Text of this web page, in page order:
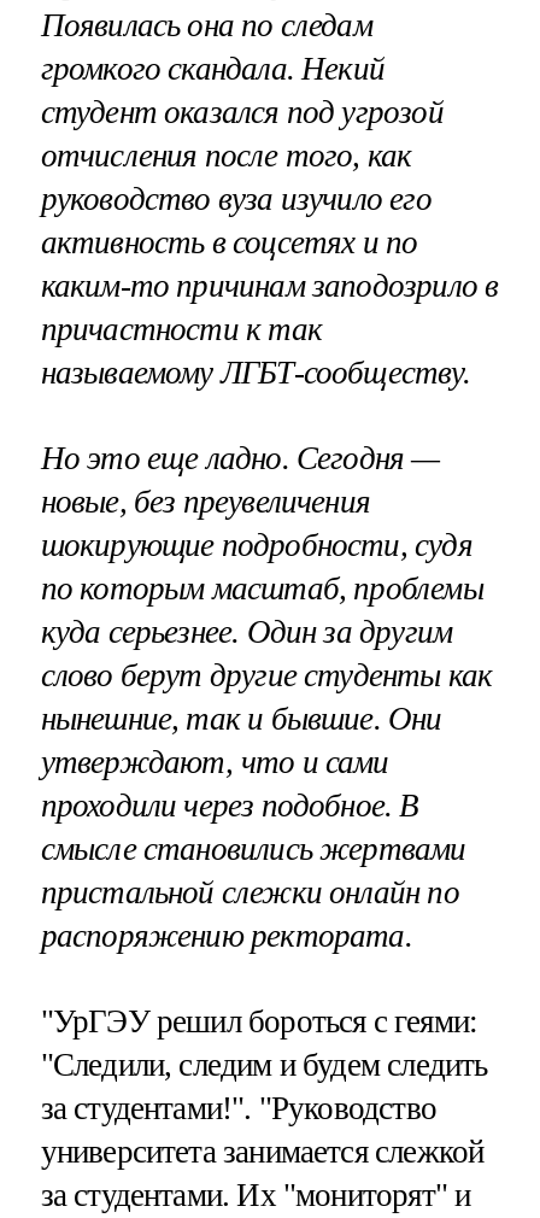
Появилась она по следам
громкого скандала. Некий
студент оказался под угрозой
отчисления после того, как
руководство вуза изучило его
активность в соцсетях и по
каким-то причинам заподозрило в
причастности к так
называемому ЛГБТ-сообществу.
Но это еще ладно. Сегодня —
новые, без преувеличения
шокирующие подробности, судя
по которым масштаб, проблемы
куда серьезнее. Один за другим
слово берут другие студенты как
нынешние, так и бывшие. Они
утверждают, что и сами
проходили через подобное. В
смысле становились жертвами
пристальной слежки онлайн по
распоряжению ректората.
"УрГЭУ решил бороться с геями:
"Следили, следим и будем следить
за студентами!". "Руководство
университета занимается слежкой
за студентами. Их "мониторят" и